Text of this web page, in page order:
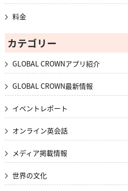
料金
カテゴリー
GLOBAL CROWNアプリ紹介
GLOBAL CROWN最新情報
イベントレポート
オンライン英会話
メディア掲載情報
世界の文化